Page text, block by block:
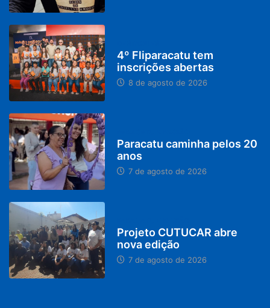
4º Fliparacatu tem
inscrições abertas
8 de agosto de 2026
Paracatu caminha pelos 20
anos
7 de agosto de 2026
Projeto CUTUCAR abre
nova edição
7 de agosto de 2026